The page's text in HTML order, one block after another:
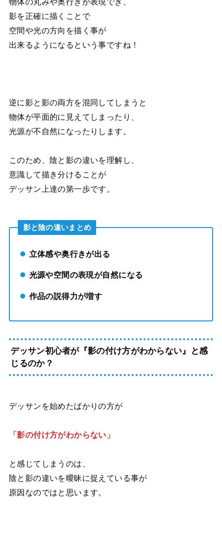
影を正確に描くことで
空間や光の方向を描く事が
出来るようになるという事ですね！
逆に影と影の両方を混同してしまうと
物体が平面的に見えてしまったり、
光源が不自然になったりします。
このため、陰と影の違いを理解し、
意識して描き分けることが
デッサン上達の第一歩です。
影と陰の違いまとめ
立体感や奥行きが出る
光源や空間の表現が自然になる
作品の説得力が増す
デッサン初心者が『影の付け方がわからない』と感
じるのか？
デッサンを始めたばかりの方が
「影の付け方がわからない」
と感じてしまうのは、
陰と影の違いを曖昧に捉えている事が
原因なのではと思います。